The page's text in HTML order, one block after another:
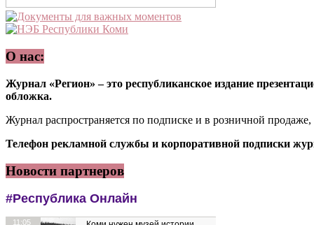
О нас:
Журнал «Регион» – это республиканское издание
обложка.
Журнал распространяется по подписке и в розничной
Телефон рекламной службы и корпоративной подписки
Новости партнеров